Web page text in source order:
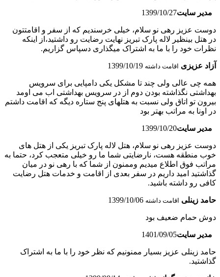
مدیر سایت1399/10/27
دوست عزیز رهی نو سلام، خیلی خرسندیم که از سفر و اقامتتون
در هتل بینظیر لاله پارک تبریز نهایت رضایت رو داشتید،از اینکه
نظرات خود را با ما به اشتراک میگذاری دسپاس گزاریم.
آزاد عزیزی اقامت داشته 1399/10/19
همه چی عالی ولی چند تا مشکل یکی دامپایی برای سرویس
بهداشتی نگذاشته بودن دوم از در سرویس بهداشتی اب می اومد
بیرون تو اتاق ولی نسبت به هتلهای پنج ستاره دیگه که اقامت داشتم
در اونا به مراتب بهتر بود
مدیر سایت1399/10/20
دوست عزیز رهی نو سلام، هتل لاله پارک تبریز یکی از هتل های
خوب منطقه هست، نارضایتی شما ما رو خیلی متعجب کرد، حتما به
مراتب فوق اطلاع میدیم وممنون از شما که با رهی نو در میان
گذاشتید امید داریم در سفر بعدی از اقامت و خدمات هتل رضایت
کافی رو داشته باشید.
حامد زینلی اقامت داشته 1399/10/06
دوش حمام ضعیف بود
مدیر سایت1401/09/05
حامد زینلی عزیز بسیار ممنونیم که نظر خود را با ما به اشتراک
گذاشتید.